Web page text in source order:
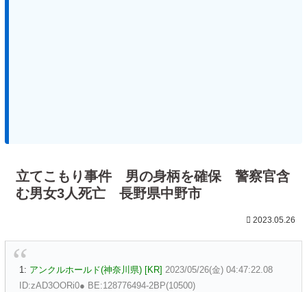
立てこもり事件 男の身柄を確保 警察官含
む男女3人死亡 長野県中野市
2023.05.26
1: アンクルホールド(神奈川県) [KR] 2023/05/26(金) 04:47:22.08
ID:zAD3OORi0● BE:128776494-2BP(10500)